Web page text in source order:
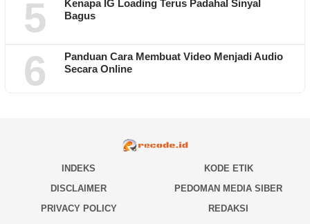
5
Kenapa IG Loading Terus Padahal Sinyal
Bagus
6
Panduan Cara Membuat Video Menjadi Audio
Secara Online
INDEKS
KODE ETIK
DISCLAIMER
PEDOMAN MEDIA SIBER
PRIVACY POLICY
REDAKSI